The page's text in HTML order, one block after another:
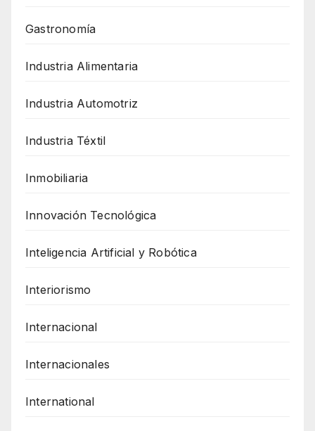
Gastronomía
Industria Alimentaria
Industria Automotriz
Industria Téxtil
Inmobiliaria
Innovación Tecnológica
Inteligencia Artificial y Robótica
Interiorismo
Internacional
Internacionales
International